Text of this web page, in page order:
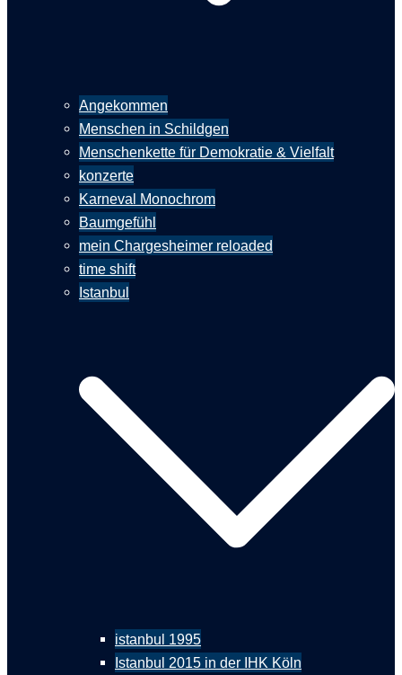
Angekommen
Menschen in Schildgen
Menschenkette für Demokratie & Vielfalt
konzerte
Karneval Monochrom
Baumgefühl
mein Chargesheimer reloaded
time shift
Istanbul
istanbul 1995
Istanbul 2015 in der IHK Köln